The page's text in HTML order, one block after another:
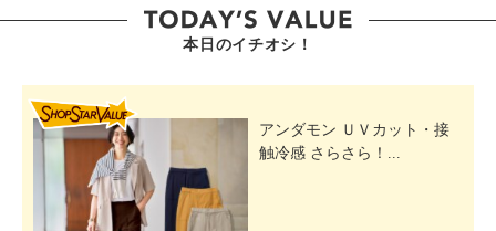
本日のイチオシ！
アンダモン ＵＶカット・接
触冷感 さらさら！...